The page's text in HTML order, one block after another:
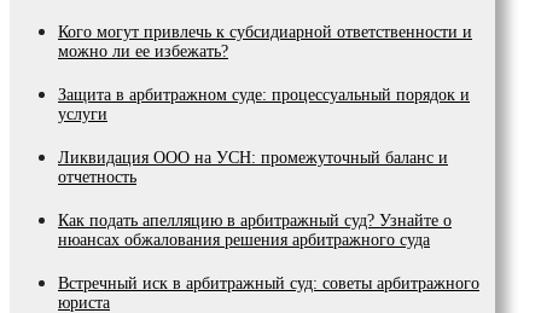
Кого могут привлечь к субсидиарной ответственности и
можно ли ее избежать?
Защита в арбитражном суде: процессуальный порядок и
услуги
Ликвидация ООО на УСН: промежуточный баланс и
отчетность
Как подать апелляцию в арбитражный суд? Узнайте о
нюансах обжалования решения арбитражного суда
Встречный иск в арбитражный суд: советы арбитражного
юриста